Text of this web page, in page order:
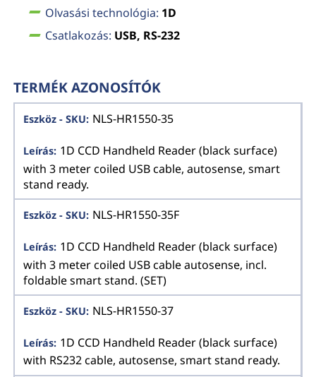
Olvasási technológia: 1D
Csatlakozás: USB, RS-232
TERMÉK AZONOSÍTÓK
NLS-HR1550-35
1D CCD Handheld Reader (black surface)
with 3 meter coiled USB cable, autosense, smart
stand ready.
NLS-HR1550-35F
1D CCD Handheld Reader (black surface)
with 3 meter coiled USB cable autosense, incl.
foldable smart stand. (SET)
NLS-HR1550-37
1D CCD Handheld Reader (black surface)
with RS232 cable, autosense, smart stand ready.